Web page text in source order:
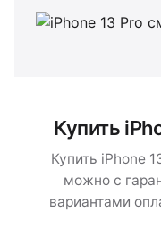
Купить
Купить iPhone
можно с
вариантами